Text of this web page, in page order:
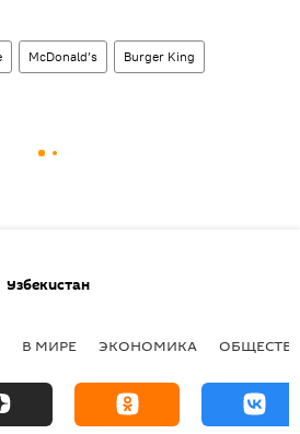
McDonald’s Burger King
Узбекистан
В МИРЕ ЭКОНОМИКА